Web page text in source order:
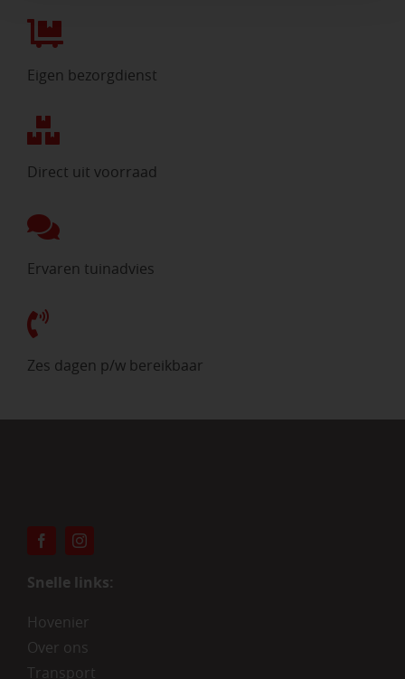
Eigen bezorgdienst
Direct uit voorraad
Ervaren tuinadvies
Zes dagen p/w bereikbaar
Snelle links:
Hovenier
Over ons
Transport